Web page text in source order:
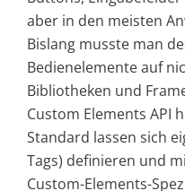
aber in den meisten
Bislang musste man
Bedienelemente auf
Bibliotheken und
Custom Elements API
Standard lassen sich
Tags) definieren und
Custom-Elements-